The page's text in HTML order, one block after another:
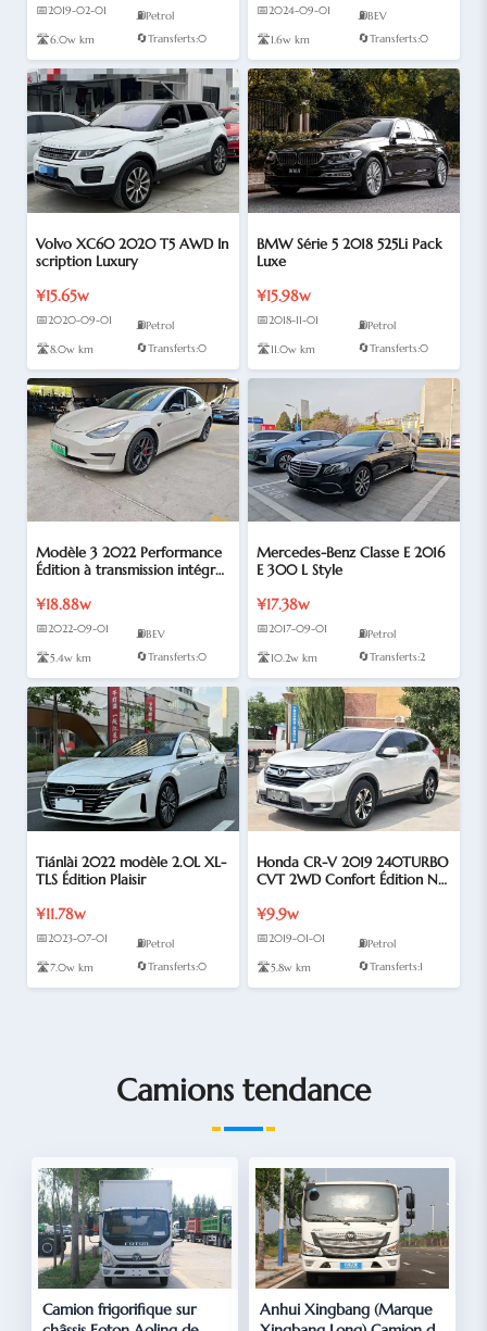
📅2019-02-01 ⛽Petrol
🛣️6.0w km 🔄Transferts:0
📅2024-09-01 ⛽BEV
🛣️1.6w km 🔄Transferts:0
Volvo XC60 2020 T5 AWD In
scription Luxury
¥15.65w
📅2020-09-01 ⛽Petrol
🛣️8.0w km 🔄Transferts:0
BMW Série 5 2018 525Li Pack
Luxe
¥15.98w
📅2018-11-01 ⛽Petrol
🛣️11.0w km 🔄Transferts:0
Modèle 3 2022 Performance
Édition à transmission intégral
¥18.88w
📅2022-09-01 ⛽BEV
🛣️5.4w km 🔄Transferts:0
Mercedes-Benz Classe E 2016
E 300 L Style
¥17.38w
📅2017-09-01 ⛽Petrol
🛣️10.2w km 🔄Transferts:2
Tiánlài 2022 modèle 2.0L XL-
TLS Édition Plaisir
¥11.78w
📅2023-07-01 ⛽Petrol
🛣️7.0w km 🔄Transferts:0
Honda CR-V 2019 240TURBO
CVT 2WD Confort Édition No
¥9.9w
📅2019-01-01 ⛽Petrol
🛣️5.8w km 🔄Transferts:1
Camions tendance
Camion frigorifique sur
Anhui Xingbang (Marque